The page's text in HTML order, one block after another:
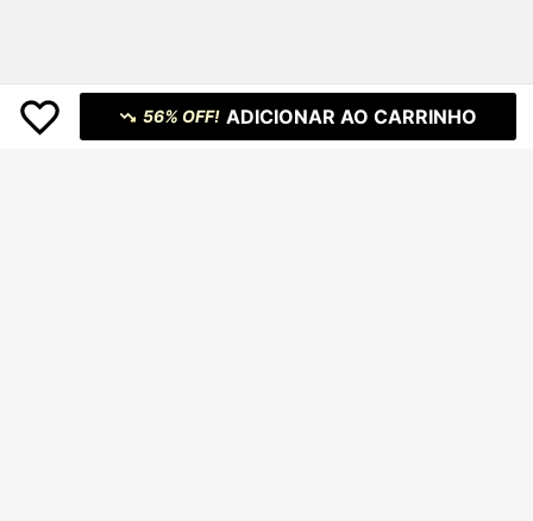
56% OFF! ADICIONAR AO CARRINHO